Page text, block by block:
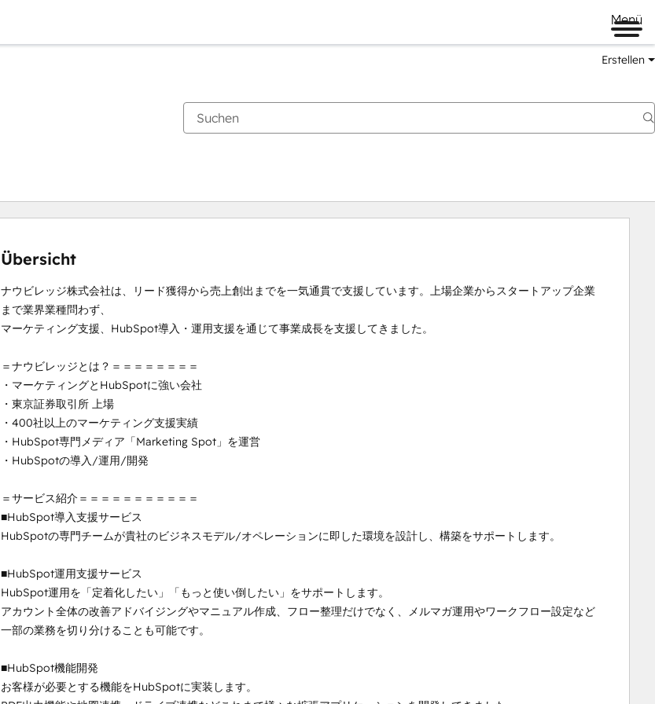
Menü
Erstellen
Übersicht
ナウビレッジ株式会社は、リード獲得から売上創出までを一気通貫で支援しています。上場企業からスタートアップ企業
まで業界業種問わず、
マーケティング支援、HubSpot導入・運用支援を通じて事業成長を支援してきました。
＝ナウビレッジとは？＝＝＝＝＝＝＝＝
・マーケティングとHubSpotに強い会社
・東京証券取引所 上場
・400社以上のマーケティング支援実績
・HubSpot専門メディア「Marketing Spot」を運営
・HubSpotの導入/運用/開発
＝サービス紹介＝＝＝＝＝＝＝＝＝＝＝
■HubSpot導入支援サービス
HubSpotの専門チームが貴社のビジネスモデル/オペレーションに即した環境を設計し、構築をサポートします。
■HubSpot運用支援サービス
HubSpot運用を「定着化したい」「もっと使い倒したい」をサポートします。
アカウント全体の改善アドバイジングやマニュアル作成、フロー整理だけでなく、メルマガ運用やワークフロー設定など
一部の業務を切り分けることも可能です。
■HubSpot機能開発
お客様が必要とする機能をHubSpotに実装します。